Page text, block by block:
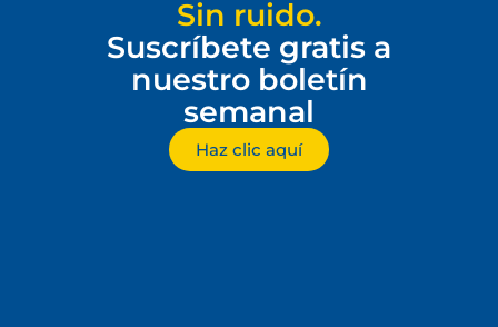
Sin ruido.
Suscríbete gratis a
nuestro boletín
semanal
Haz clic aquí